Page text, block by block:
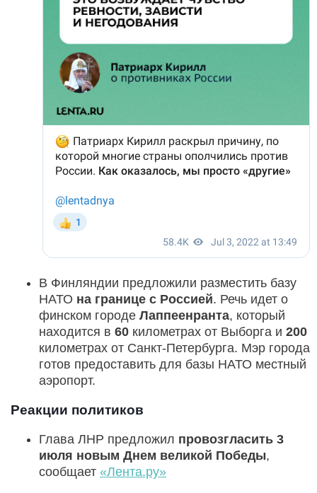
В Финляндии предложили разместить базу
НАТО на границе с Россией. Речь идет о
финском городе Лаппеенранта, который
находится в 60 километрах от Выборга и 200
километрах от Санкт-Петербурга. Мэр города
готов предоставить для базы НАТО местный
аэропорт.
Реакции политиков
Глава ЛНР предложил провозгласить 3
июля новым Днем великой Победы,
сообщает «Лента.ру»